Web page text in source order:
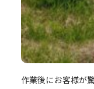
作業後にお客様が